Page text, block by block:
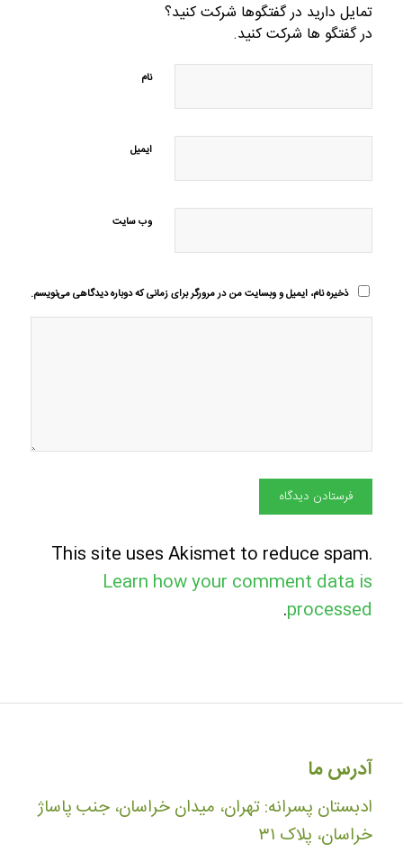
تمایل دارید در گفتگوها شرکت کنید؟
در گفتگو ها شرکت کنید.
نام
ایمیل
وب‌ سایت
ذخیره نام، ایمیل و وبسایت من در مرورگر برای زمانی که دوباره دیدگاهی می‌نویسم.
This site uses Akismet to reduce spam.
Learn how your comment data is
processed
.
آدرس ما
ادبستان پسرانه: تهران، میدان خراسان، جنب پاساژ
خراسان، پلاک ۳۱